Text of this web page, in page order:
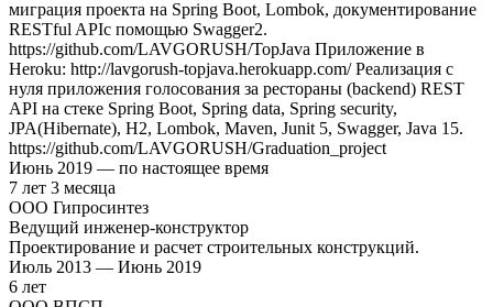
миграция проекта на Spring Boot, Lombok, документирование
RESTful APIс помощью Swagger2.
https://github.com/LAVGORUSH/TopJava Приложение в
Heroku: http://lavgorush-topjava.herokuapp.com/ Реализация с
нуля приложения голосования за рестораны (backend) REST
API на стеке Spring Boot, Spring data, Spring security,
JPA(Hibernate), H2, Lombok, Maven, Junit 5, Swagger, Java 15.
https://github.com/LAVGORUSH/Graduation_project
Июнь 2019 — по настоящее время
7 лет 3 месяца
ООО Гипросинтез
Ведущий инженер-конструктор
Проектирование и расчет строительных конструкций.
Июль 2013 — Июнь 2019
6 лет